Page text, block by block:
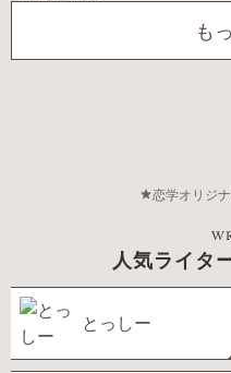
も
恋学オリジ
人気ライタ
とっしー